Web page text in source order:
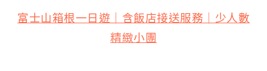
富士山箱根一日遊｜含飯店接送服務｜少人數
精緻小團